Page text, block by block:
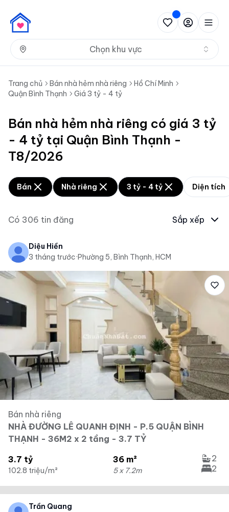
Chọn khu vực
Trang chủ Bán nhà hẻm nhà riêng
Hồ Chí Minh
Quận Bình Thạnh
Giá 3 tỷ - 4 tỷ
Bán nhà hẻm nhà riêng có giá 3 tỷ
- 4 tỷ tại Quận Bình Thạnh -
T8/2026
Bán Nhà riêng 3 tỷ - 4 tỷ Diện tích
Có 306 tin đăng Sắp xếp
Diệu Hiền
3 tháng trước·Phường 5, Bình Thạnh, HCM
Bán nhà riêng
NHÀ ĐƯỜNG LÊ QUANH ĐỊNH - P.5 QUẬN BÌNH
THẠNH - 36M2 x 2 tầng - 3.7 TỶ
3.7 tỷ
102.8 triệu/m²
36 m²
5 x 7.2m
2
2
Trần Quang